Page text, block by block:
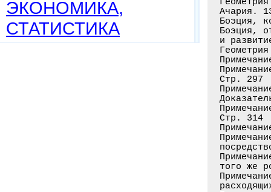
ЭКОНОМИКА,
СТАТИСТИКА
Ачария.
Боэция,
Боэция,
и
Стр. 297
Стр. 314
того же